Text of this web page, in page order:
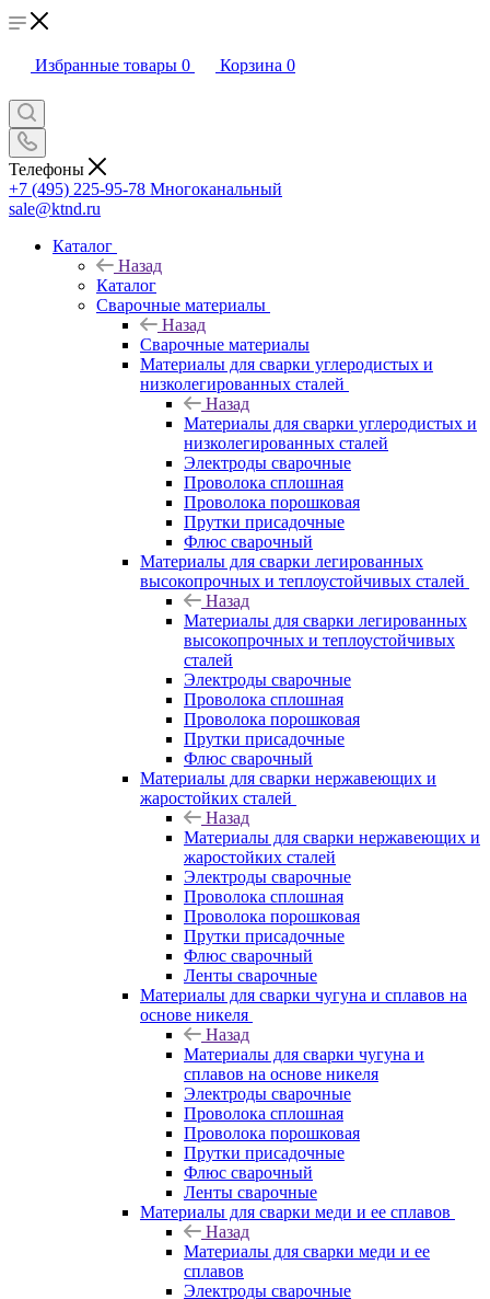
Избранные товары 0 Корзина 0
Телефоны
+7 (495) 225-95-78 Многоканальный
sale@ktnd.ru
Каталог
Назад
Каталог
Сварочные материалы
Назад
Сварочные материалы
Материалы для сварки углеродистых и
низколегированных сталей
Назад
Материалы для сварки углеродистых и
низколегированных сталей
Электроды сварочные
Проволока сплошная
Проволока порошковая
Прутки присадочные
Флюс сварочный
Материалы для сварки легированных
высокопрочных и теплоустойчивых сталей
Назад
Материалы для сварки легированных
высокопрочных и теплоустойчивых
сталей
Электроды сварочные
Проволока сплошная
Проволока порошковая
Прутки присадочные
Флюс сварочный
Материалы для сварки нержавеющих и
жаростойких сталей
Назад
Материалы для сварки нержавеющих и
жаростойких сталей
Электроды сварочные
Проволока сплошная
Проволока порошковая
Прутки присадочные
Флюс сварочный
Ленты сварочные
Материалы для сварки чугуна и сплавов на
основе никеля
Назад
Материалы для сварки чугуна и
сплавов на основе никеля
Электроды сварочные
Проволока сплошная
Проволока порошковая
Прутки присадочные
Флюс сварочный
Ленты сварочные
Материалы для сварки меди и ее сплавов
Назад
Материалы для сварки меди и ее
сплавов
Электроды сварочные